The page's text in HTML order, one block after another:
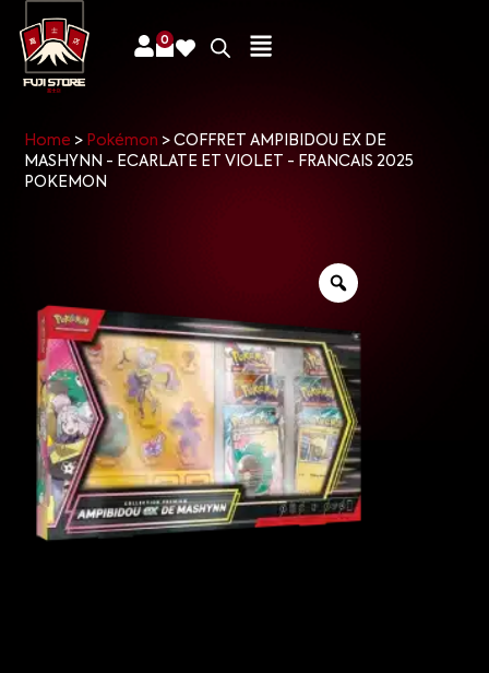
0
Home > Pokémon >COFFRET AMPIBIDOU EX DE
MASHYNN - ECARLATE ET VIOLET - FRANCAIS 2025
POKEMON